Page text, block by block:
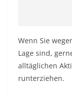
Wenn Sie
Lage sind,
alltäglichen
runterziehen.